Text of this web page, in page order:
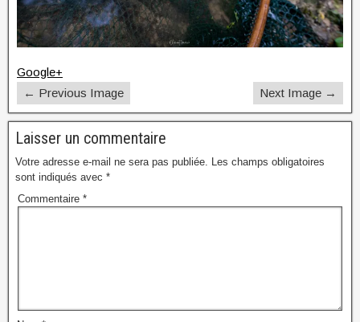
Google+
← Previous Image
Next Image →
Laisser un commentaire
Votre adresse e-mail ne sera pas publiée.
Les champs obligatoires
sont indiqués avec *
Commentaire *